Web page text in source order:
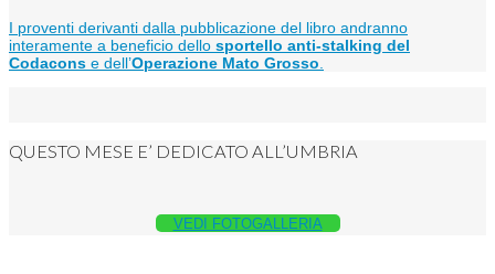
I proventi derivanti dalla pubblicazione del libro andranno
interamente a beneficio dello sportello anti-stalking del
Codacons e dell’Operazione Mato Grosso
QUESTO MESE E’ DEDICATO ALL’UMBRIA
VEDI FOTOGALLERIA